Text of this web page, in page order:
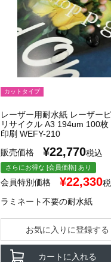
カットタイプ
レーザー用耐水紙 レーザー
リサイクル A3 194um 100枚
印刷 WEFY-210
販売価格
¥22,770税込
さらにお得な [会員価格] あり
会員特別価格 ¥22,330
ラミネート不要の耐水紙
カートに入れる
お気に入りに登録する